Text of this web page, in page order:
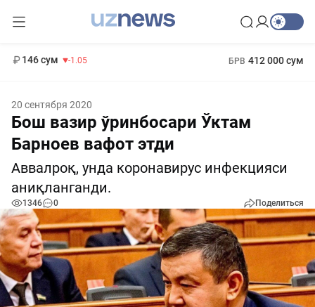
146 сум -1.05 БРВ 412 000 сум
20 сентября 2020
Бош вазир ўринбосари Ўктам
Барноев вафот этди
Аввалроқ, унда коронавирус инфекцияси
аниқланганди.
1346 0 Поделиться